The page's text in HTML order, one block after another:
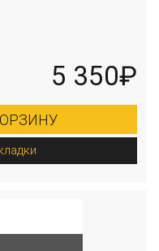
5 350₽